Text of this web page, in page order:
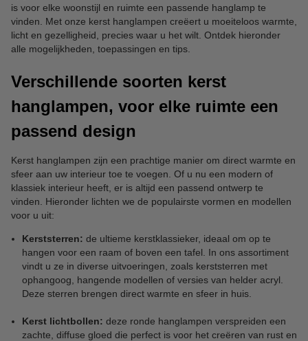
is voor elke woonstijl en ruimte een passende hanglamp te
vinden. Met onze kerst hanglampen creëert u moeiteloos warmte,
licht en gezelligheid, precies waar u het wilt. Ontdek hieronder
alle mogelijkheden, toepassingen en tips.
Verschillende soorten kerst
hanglampen, voor elke ruimte een
passend design
Kerst hanglampen zijn een prachtige manier om direct warmte en
sfeer aan uw interieur toe te voegen. Of u nu een modern of
klassiek interieur heeft, er is altijd een passend ontwerp te
vinden. Hieronder lichten we de populairste vormen en modellen
voor u uit:
Kerststerren: de ultieme kerstklassieker, ideaal om op te
hangen voor een raam of boven een tafel. In ons assortiment
vindt u ze in diverse uitvoeringen, zoals kerststerren met
ophangoog, hangende modellen of versies van helder acryl.
Deze sterren brengen direct warmte en sfeer in huis.
Kerst lichtbollen: deze ronde hanglampen verspreiden een
zachte, diffuse gloed die perfect is voor het creëren van rust en